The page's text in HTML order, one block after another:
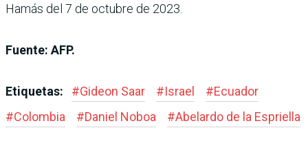
Hamás del 7 de octubre de 2023.
Fuente: AFP.
Etiquetas: #Gideon Saar #Israel #Ecuador
#Colombia #Daniel Noboa #Abelardo de la Espriella